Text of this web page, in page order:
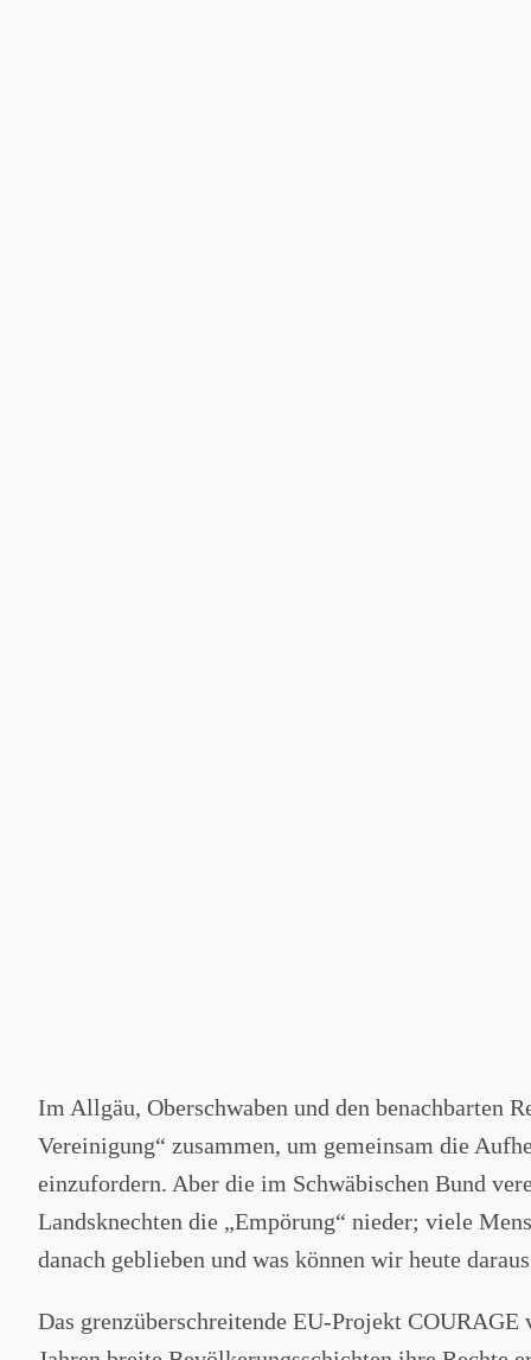
Im Allgäu, Oberschwaben und den benachbarten
Vereinigung“ zusammen, um gemeinsam die
einzufordern. Aber die im Schwäbischen Bund
Landsknechten die „Empörung“ nieder; viele
danach geblieben und was können wir heute
Das grenzüberschreitende EU-Projekt